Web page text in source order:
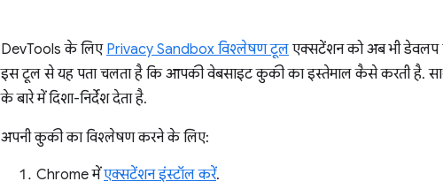
DevTools के लिए Privacy Sandbox विश्लेषण टूल एक्सटेंशन को अब भी डेवलप
इस टूल से यह पता चलता है कि आपकी वेबसाइट कुकी का इस्तेमाल कैसे करती है.
के बारे में दिशा-निर्देश देता है.
अपनी कुकी का विश्लेषण करने के लिए:
Chrome मेंएक्सटेंशन इंस्टॉल करें.